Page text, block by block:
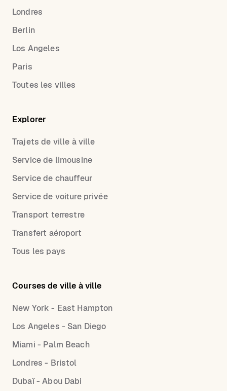
Londres
Berlin
Los Angeles
Paris
Toutes les villes
Explorer
Trajets de ville à ville
Service de limousine
Service de chauffeur
Service de voiture privée
Transport terrestre
Transfert aéroport
Tous les pays
Courses de ville à ville
New York - East Hampton
Los Angeles - San Diego
Miami - Palm Beach
Londres - Bristol
Dubaï - Abou Dabi